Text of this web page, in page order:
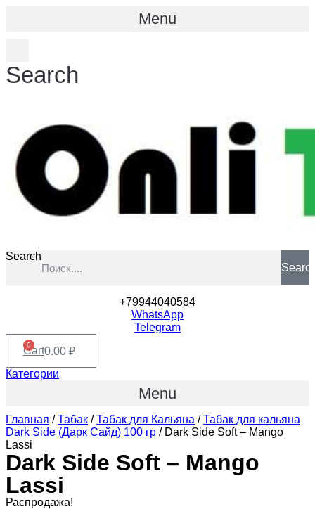
Menu
Search
Search
+79944040584
WhatsApp
Telegram
0.00 ₽
0
Cart
Категории
Menu
Главная /Табак /Табак для Кальяна /Табак для кальяна
Dark Side (Дарк Сайд) 100 гр / Dark Side Soft – Mango
Lassi
Dark Side Soft – Mango
Lassi
Распродажа!